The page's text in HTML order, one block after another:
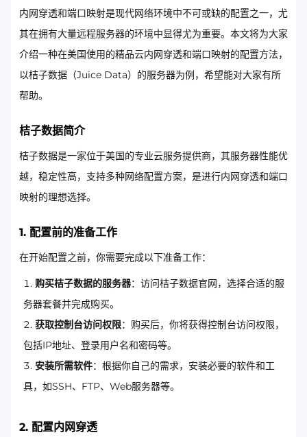
内网穿透和端口映射是现代网络环境中不可或缺的配置之一，尤
其在拥有大量远程服务器的环境中显得尤为重要。本文将为大家
介绍一种在美国使用的精品云内网穿透和端口映射的配置方法，
以桔子数据（Juice Data）的服务器为例，希望能对大家有所
帮助。
桔子数据简介
桔子数据是一家位于美国的专业云服务提供商，其服务器性能优
越，稳定性高，支持多种网络配置方案，是进行内网穿透和端口
映射的理想选择。
1. 配置前的准备工作
在开始配置之前，你需要完成以下准备工作：
购买桔子数据的服务器：访问桔子数据官网，选择合适的服
务器套餐并完成购买。
获取控制台访问权限：购买后，你将获得控制台访问权限，
包括IP地址、登录用户名和密码等。
安装所需软件：根据你自己的需求，安装必要的软件和工
具，如SSH、FTP、Web服务器等。
2. 配置内网穿透